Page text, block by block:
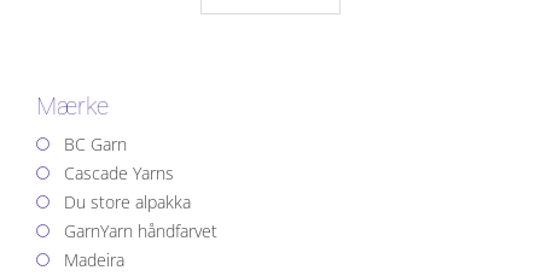
Mærke
BC Garn
Cascade Yarns
Du store alpakka
GarnYarn håndfarvet
Madeira